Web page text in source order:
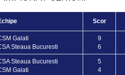
Scor
Galati
Steaua Bucuresti
9
6
Steaua Bucuresti
Galati
5
4